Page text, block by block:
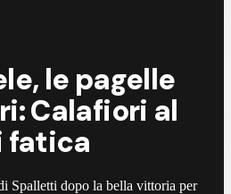
le pagelle
Calafiori al
fatica
Spalletti dopo la bella vittoria per